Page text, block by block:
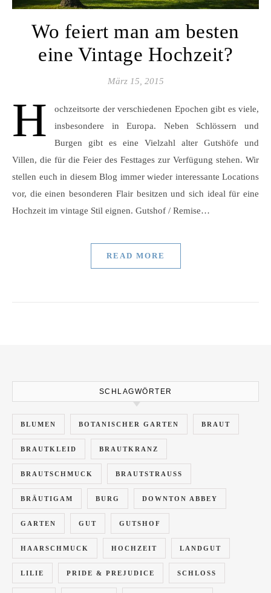
Wo feiert man am besten
eine Vintage Hochzeit?
März 15, 2015
H
ochzeitsorte der verschiedenen Epochen gibt es viele,
insbesondere in Europa. Neben Schlössern und
Burgen gibt es eine Vielzahl alter Gutshöfe und
Villen, die für die Feier des Festtages zur Verfügung stehen. Wir
stellen euch in diesem Blog immer wieder interessante Locations
vor, die einen besonderen Flair besitzen und sich ideal für eine
Hochzeit im vintage Stil eignen. Gutshof / Remise…
READ MORE
SCHLAGWÖRTER
BLUMEN BOTANISCHER GARTEN BRAUT
BRAUTKLEID BRAUTKRANZ
BRAUTSCHMUCK BRAUTSTRAUSS
BRÄUTIGAM BURG DOWNTON ABBEY
GARTEN GUT GUTSHOF
HAARSCHMUCK HOCHZEIT LANDGUT
LILIE PRIDE & PREJUDICE SCHLOSS